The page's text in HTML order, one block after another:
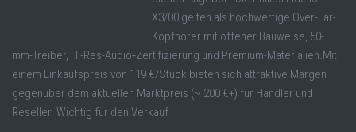
X3/00 gelten als hochwertige Over-Ear-
Kopfhörer mit offener Bauweise, 50-
mm-Treiber, Hi-Res-Audio‐Zertifizierung und Premium-Materialien.Mit
einem Einkaufspreis von 119 €/Stück bieten sich attraktive Margen
gegenüber dem aktuellen Marktpreis (~ 200 €+) für Händler und
Reseller. Wichtig für den Verkauf